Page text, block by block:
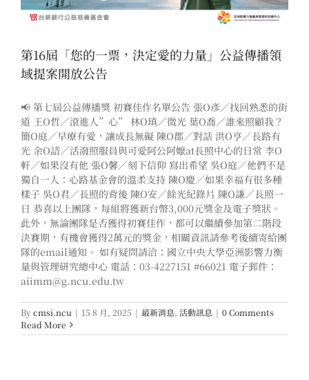
第16屆「您的一票，決定愛的力量」公益傳播領
域提案開放公告
📢 第七屆公益傳播獎 初賽佳作名單公告 張O彥／找回熟悉的街
道 王O哲／滾進人”心” 林O瑱／微光 葉O喬／誰來照顧我？
簡O庭／早療有愛，讓成長無礙 陳O郡／對話 洪O亨／長路有
光 余O諮／活潑照服員與可愛阿公阿嬤at長照中心的日常 李O
軒／如果沒有他 張O馨／刻下信仰 寫出希望 吳O庭／他們不是
獨自一人：心路基金會的溫柔支持 陳O慶／如果幸福有很多種
樣子 吳O君／長照的背後 陳O安／餘光紀錄片 陳O謙／長照一
日 恭喜以上團隊，每組將獲新台幣3,000元獎金及電子獎狀。
此外，無論團隊是否獲得初賽佳作，都可以繼續參加第二階段
決賽期，有機會獲得2萬元的獎金，相關資訊請參考後續寄給團
隊的email通知。 如有疑問請洽：國立中央大學亞洲影響力衡
量與管理研究總中心 電話：03-4227151 #66021 電子郵件：
aiimm@g.ncu.edu.tw
Bycmsi.ncu | 15 8 月, 2025 | 最新消息, 活動訊息 | 0 Comments
Read More